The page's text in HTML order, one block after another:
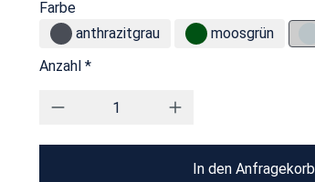
Farbe
anthrazitgrau
moosgrün
Anzahl *
In den Anfragekorb